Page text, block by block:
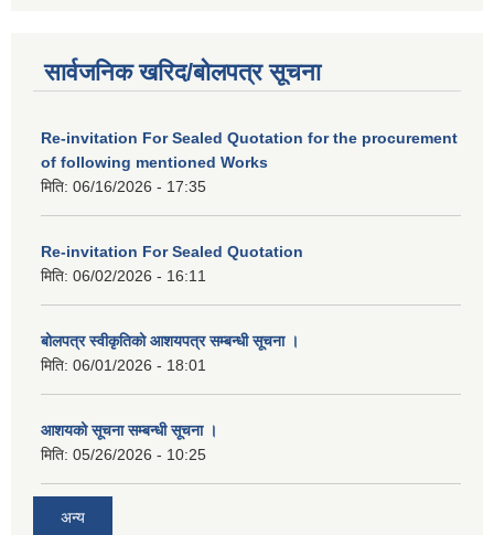
सार्वजनिक खरिद/बोलपत्र सूचना
Re-invitation For Sealed Quotation for the procurement
of following mentioned Works
मिति: 06/16/2026 - 17:35
Re-invitation For Sealed Quotation
मिति: 06/02/2026 - 16:11
बोलपत्र स्वीकृतिको आशयपत्र सम्बन्धी सूचना ।
मिति: 06/01/2026 - 18:01
आशयको सूचना सम्बन्धी सूचना ।
मिति: 05/26/2026 - 10:25
अन्य